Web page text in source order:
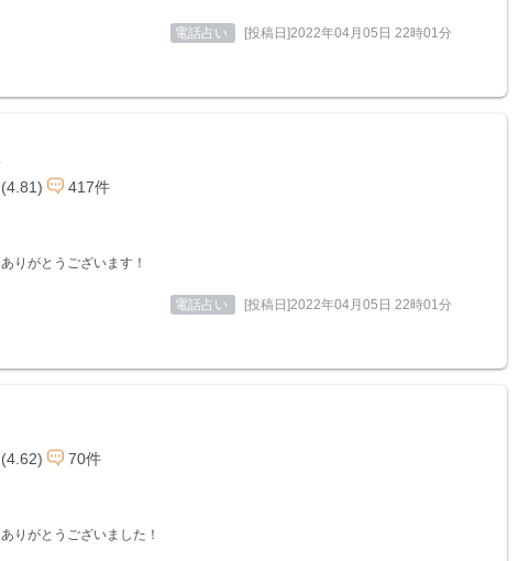
電話占い [投稿日]2022年04月05日 22時01分
(4.81) 417件
ありがとうございます！
電話占い [投稿日]2022年04月05日 22時01分
(4.62) 70件
ありがとうございました！